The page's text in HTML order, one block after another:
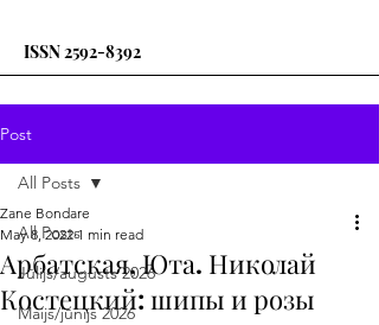
ISSN2592-8392
Post
All Posts
Jūlijs/augusts 2026
Maijs/jūnijs 2026
All Posts
Арбатская, Юта. Николай
Костецкий: шипы и розы
Zane Bondare
May 8, 2022 1 min read